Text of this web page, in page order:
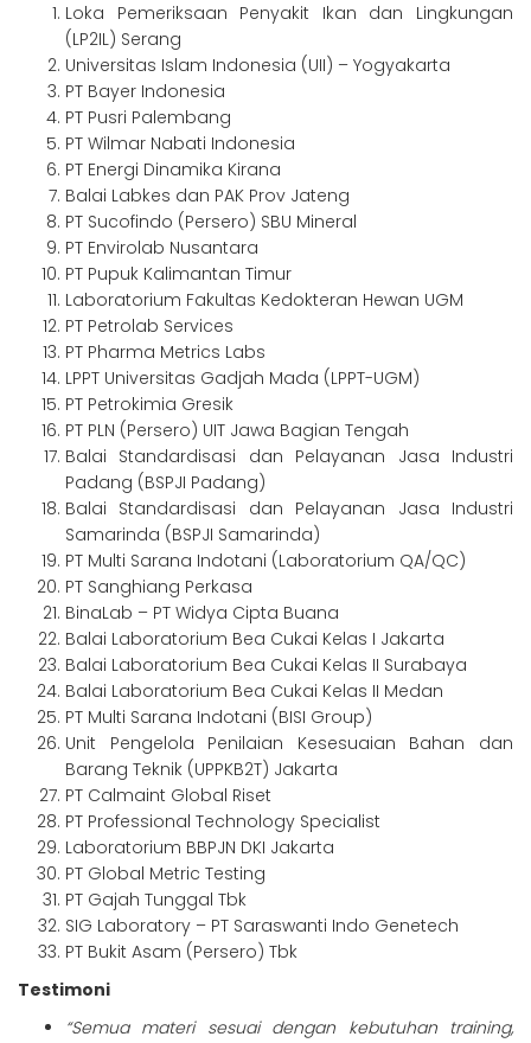
Loka Pemeriksaan Penyakit Ikan dan Lingkungan
(LP2IL) Serang
Universitas Islam Indonesia (UII) – Yogyakarta
PT Bayer Indonesia
PT Pusri Palembang
PT Wilmar Nabati Indonesia
PT Energi Dinamika Kirana
Balai Labkes dan PAK Prov Jateng
PT Sucofindo (Persero) SBU Mineral
PT Envirolab Nusantara
PT Pupuk Kalimantan Timur
Laboratorium Fakultas Kedokteran Hewan UGM
PT Petrolab Services
PT Pharma Metrics Labs
LPPT Universitas Gadjah Mada (LPPT-UGM)
PT Petrokimia Gresik
PT PLN (Persero) UIT Jawa Bagian Tengah
Balai Standardisasi dan Pelayanan Jasa Industri
Padang (BSPJI Padang)
Balai Standardisasi dan Pelayanan Jasa Industri
Samarinda (BSPJI Samarinda)
PT Multi Sarana Indotani (Laboratorium QA/QC)
PT Sanghiang Perkasa
BinaLab – PT Widya Cipta Buana
Balai Laboratorium Bea Cukai Kelas I Jakarta
Balai Laboratorium Bea Cukai Kelas II Surabaya
Balai Laboratorium Bea Cukai Kelas II Medan
PT Multi Sarana Indotani (BISI Group)
Unit Pengelola Penilaian Kesesuaian Bahan dan
Barang Teknik (UPPKB2T) Jakarta
PT Calmaint Global Riset
PT Professional Technology Specialist
Laboratorium BBPJN DKI Jakarta
PT Global Metric Testing
PT Gajah Tunggal Tbk
SIG Laboratory – PT Saraswanti Indo Genetech
PT Bukit Asam (Persero) Tbk
Testimoni
“Semua materi sesuai dengan kebutuhan training,